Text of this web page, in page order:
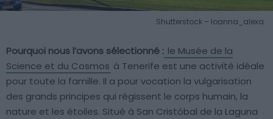
Shutterstock – Ioanna_alexa
Pourquoi nous l’avons sélectionné : le Musée de la
Science et du Cosmos à Tenerife est une activité idéale
pour toute la famille. Il a pour vocation la vulgarisation
des grands principes qui régissent le corps humain, la
nature et les étoiles. Situé à San Cristóbal de la Laguna